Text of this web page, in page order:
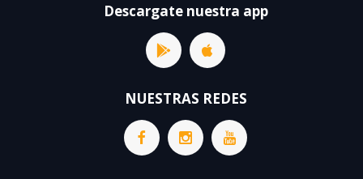
Descargate nuestra app
NUESTRAS REDES